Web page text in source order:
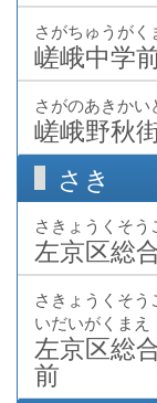
さがちゅうがく
嵯峨中学
さがのあきかい
嵯峨野秋
さき
さきょうくそう
左京区総
さきょうくそ
いだいがくまえ
左京区総
前